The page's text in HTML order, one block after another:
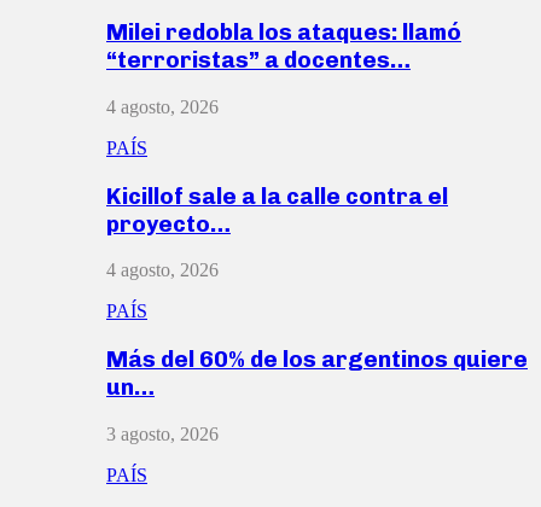
Milei redobla los ataques: llamó
“terroristas” a docentes…
4 agosto, 2026
PAÍS
Kicillof sale a la calle contra el
proyecto…
4 agosto, 2026
PAÍS
Más del 60% de los argentinos quiere
un…
3 agosto, 2026
PAÍS